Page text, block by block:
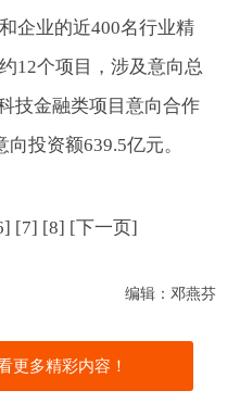
企业的近400名行业精
12个项目，涉及意向总
技金融类项目意向合作
投资额639.5亿元。
[7] [8] [下一页]
编辑：邓燕芬
更多精彩内容！